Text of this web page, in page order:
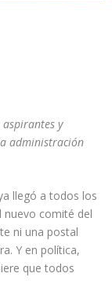
y
administración
llegó a todos los
nuevo comité del
ni una postal
Y en política,
que todos